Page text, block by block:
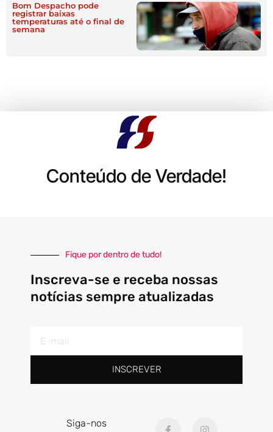
Bom Despacho pode
registrar baixas
temperaturas até o final de
semana
Conteúdo de Verdade!
Fique por dentro de tudo!
Inscreva-se e receba nossas
notícias sempre atualizadas
mail
INSCREVER
Siga-nos